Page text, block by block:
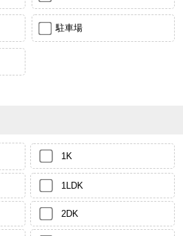
駐車場
1K
1LDK
2DK